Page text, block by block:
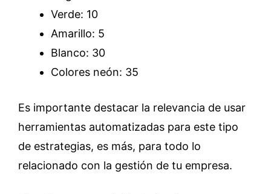
Verde: 10
Amarillo: 5
Blanco: 30
Colores neón: 35
Es importante destacar la relevancia de usar
herramientas automatizadas para este tipo
de estrategias, es más, para todo lo
relacionado con la gestión de tu empresa.